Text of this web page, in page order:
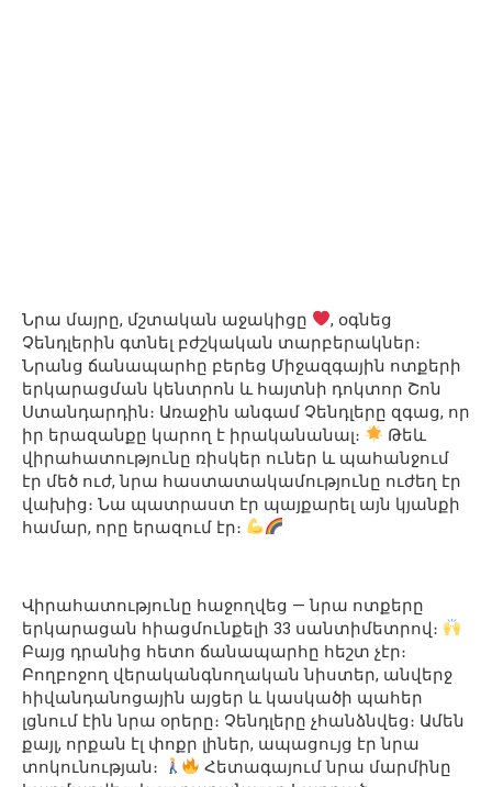
Նրա մայրը, մշտական աջակիցը
, օգնեց
Չենդլերին գտնել բժշկական տարբերակներ։
Նրանց ճանապարհը բերեց Միջազգային ոտքերի
երկարացման կենտրոն և հայտնի դոկտոր Շոն
Ստանդարդին։ Առաջին անգամ Չենդլերը զգաց, որ
իր երազանքը կարող է իրականանալ։
Թեև
վիրահատությունը ռիսկեր ուներ և պահանջում
էր մեծ ուժ, նրա հաստատակամությունը ուժեղ էր
վախից։ Նա պատրաստ էր պայքարել այն կյանքի
համար, որը երազում էր։
Վիրահատությունը հաջողվեց — նրա ոտքերը
երկարացան հիացմունքելի 33 սանտիմետրով։
Բայց դրանից հետո ճանապարհը հեշտ չէր։
Բողբոջող վերականգնողական նիստեր, անվերջ
հիվանդանոցային այցեր և կասկածի պահեր
լցնում էին նրա օրերը։ Չենդլերը չհանձնվեց։ Ամեն
քայլ, որքան էլ փոքր լիներ, ապացույց էր նրա
տոկունության։
Հետագայում նրա մարմինը